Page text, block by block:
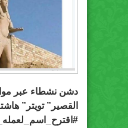
دشن نشطاء عبر
القصير” تويتر”